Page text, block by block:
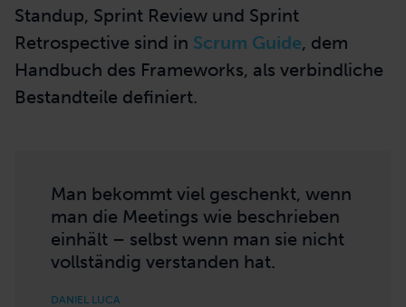
Standup, Sprint Review und Sprint
Retrospective sind in Scrum Guide, dem
Handbuch des Frameworks, als verbindliche
Bestandteile definiert.
Man bekommt viel geschenkt, wenn
man die Meetings wie beschrieben
einhält – selbst wenn man sie nicht
vollständig verstanden hat.
DANIEL LUCA